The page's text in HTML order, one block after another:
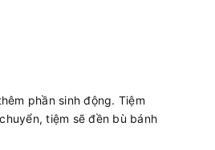
phần sinh động. Tiệm
tiệm sẽ đền bù bánh